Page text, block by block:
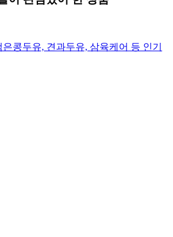
콩두유, 견과두유, 삼육케어 등 인기